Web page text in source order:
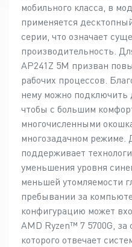
мобильного класса, в
применяется
серии, что означает
производительность.
AP241Z 5M призван
рабочих процессов.
нему можно подключить
чтобы с большим
многочисленными
многозадачном режиме.
поддерживает
уменьшения уровня
меньшей утомляемости
пребывании за
конфигурацию может
AMD Ryzen™ 7 5700G, за
которого отвечает